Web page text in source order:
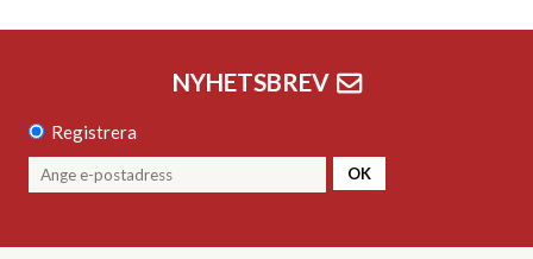
NYHETSBREV
Registrera
OK